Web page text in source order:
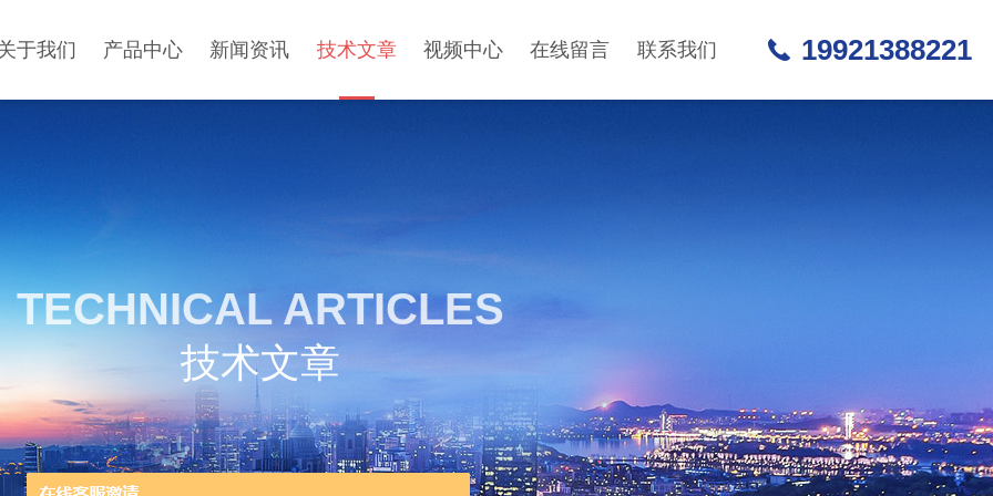
于我们 产品中心 新闻资讯 技术文章 视频中心 在线留言 联系我们 19921388221
TECHNICAL ARTICLES
技术文章